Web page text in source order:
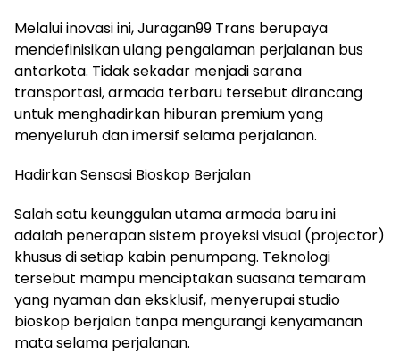
Melalui inovasi ini, Juragan99 Trans berupaya
mendefinisikan ulang pengalaman perjalanan bus
antarkota. Tidak sekadar menjadi sarana
transportasi, armada terbaru tersebut dirancang
untuk menghadirkan hiburan premium yang
menyeluruh dan imersif selama perjalanan.
Hadirkan Sensasi Bioskop Berjalan
Salah satu keunggulan utama armada baru ini
adalah penerapan sistem proyeksi visual (projector)
khusus di setiap kabin penumpang. Teknologi
tersebut mampu menciptakan suasana temaram
yang nyaman dan eksklusif, menyerupai studio
bioskop berjalan tanpa mengurangi kenyamanan
mata selama perjalanan.